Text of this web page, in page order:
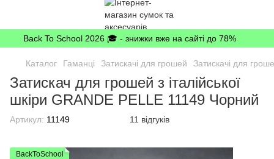
Back To School 2026 🎓 - знижки вже на сайті до 78%
Каталог Гаманці Затискачі для грошей Затискачі для
Затискач для грошей з італійської
шкіри GRANDE PELLE 11149 Чорний
Артикул: 11149 11 відгуків
BackToSchool